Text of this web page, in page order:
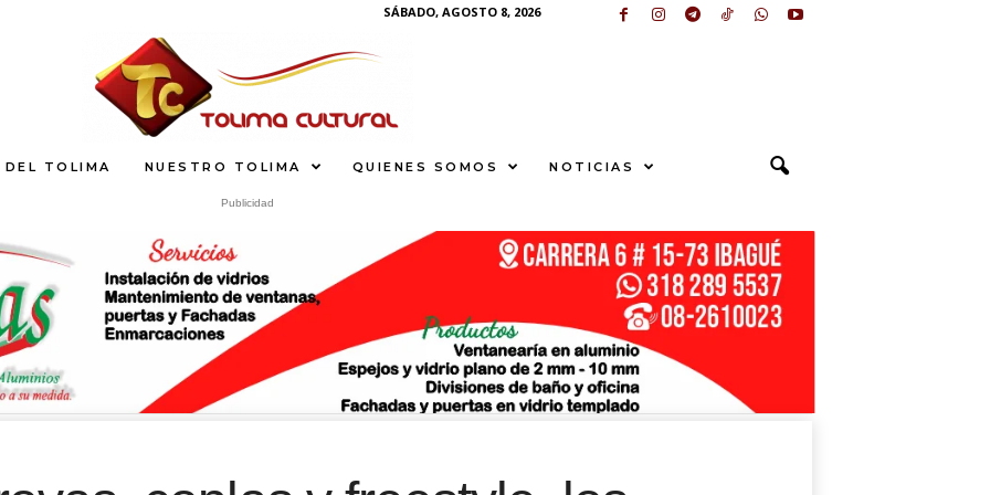
SÁBADO, AGOSTO 8, 2026
DEL TOLIMA NUESTRO TOLIMA QUIENES SOMOS NOTICIAS
Publicidad
S
WhatsApp +573249605958